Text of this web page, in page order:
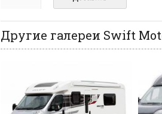
ваш отзыв может
Другие галереи Swift